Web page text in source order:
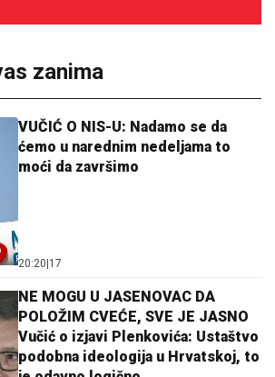
zanima
VUČIĆ O NIS-U: Nadamo se da
ćemo u narednim nedeljama to
moći da završimo
20:20|17
NE MOGU U JASENOVAC DA
POLOŽIM CVEĆE, SVE JE JASNO
Vučić o izjavi Plenkovića: Ustaštvo
podobna ideologija u Hrvatskoj, to